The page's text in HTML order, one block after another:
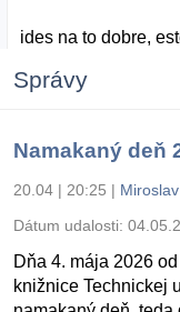
ides na to dobre,
Správy
Namakaný deň
20.04 | 20:25 |
Dátum udalosti:
Dňa 4. mája 2026
knižnice Technickej